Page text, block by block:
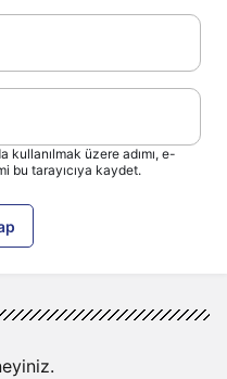
kullanılmak üzere adımı, e-
bu tarayıcıya kaydet.